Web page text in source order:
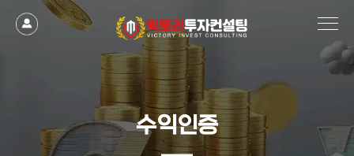
수익인증